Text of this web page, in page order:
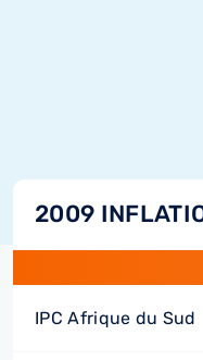
2009
IPC Afrique du Sud